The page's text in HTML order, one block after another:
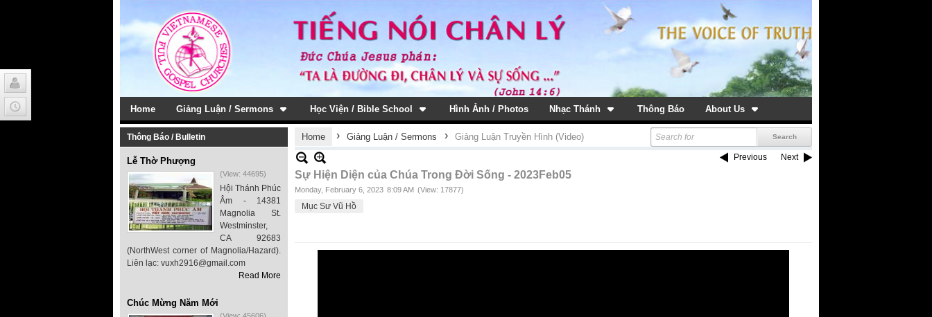
Home Giảng Luận / Sermons Học Viện / Bible School Hình Ảnh / Photos Nhạc Thánh Thông Báo About Us
Thông Báo / Bulletin
Lễ Thờ Phượng
(View: 44695)
Hội Thánh Phúc
Âm - 14381
Magnolia St.
Westminster,
CA 92683
(NorthWest corner of Magnolia/Hazard).
Liên lạc: vuxh2916@gmail.com
Read More
Chúc Mừng Năm Mới
Home › Giảng Luận / Sermons › Giảng Luận Truyền Hình (Video)
Previous Next
Sự Hiện Diện của Chúa Trong Đời Sống - 2023Feb05
Monday, February 6, 2023 8:09 AM (View: 17877)
Mục Sư Vũ Hồ